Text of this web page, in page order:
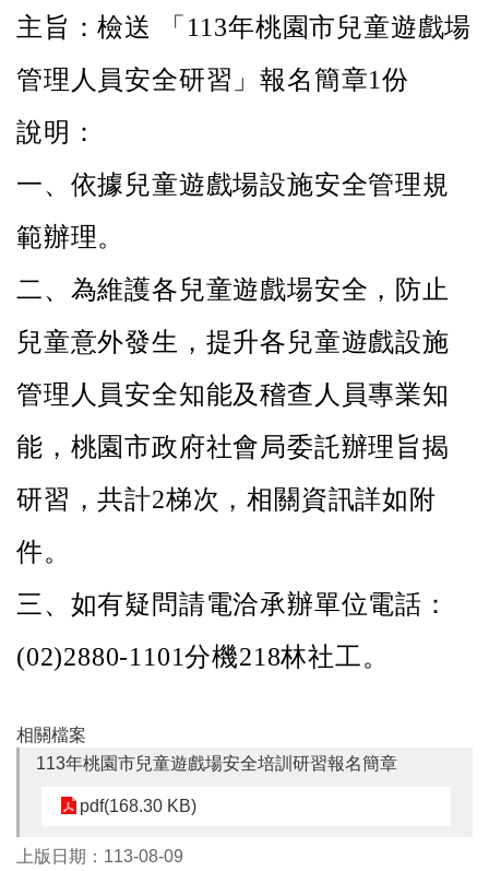
區
介
息
公
告
活
民
資
訊
關
訊
錄
相
資
回
首
站
導
主旨：檢送
「113年桃園市兒童遊戲場
管理人員安全研習」報名簡章1份
說明：
一、依據兒童遊戲場設施安全管理規
範辦理。
二、 為維護各兒童遊戲場安全，防止
兒童意外發生，提升各兒童遊戲設施
管理人員安全知能及稽查人員專業知
能，桃園市政府社會局委託辦理旨揭
研習，共計2梯次，相關資訊詳如附
件。
三、 如有疑問請電洽承辦單位電話：
(02)2880-1101分機218林社工。
相關檔案
113年桃園市兒童遊戲場安全培訓研習報名簡章
pdf(168.30 KB)
上版日期：113-08-09